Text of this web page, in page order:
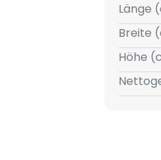
Länge
Breite
Höhe